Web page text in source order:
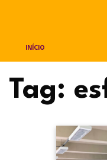
INÍCIO
Tag: